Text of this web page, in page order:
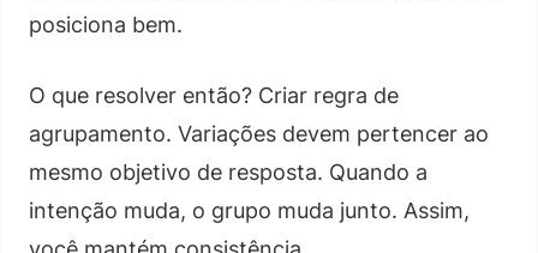
posiciona bem.
O que resolver então? Criar regra de
agrupamento. Variações devem pertencer ao
mesmo objetivo de resposta. Quando a
intenção muda, o grupo muda junto. Assim,